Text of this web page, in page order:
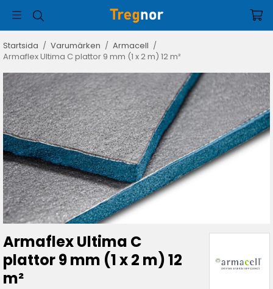
Startsida / Varumärken / Armacell /
Armaflex Ultima C plattor 9 mm (1 x 2 m) 12 m²
Armaflex Ultima C
plattor 9 mm (1 x 2 m) 12
m²